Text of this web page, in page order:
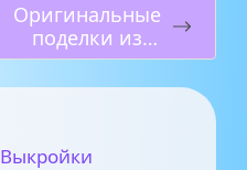
Оригинальные
поделки из
ватных
палочек,
своими руками
Выкройки